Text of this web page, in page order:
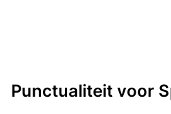
Punctualiteit voor